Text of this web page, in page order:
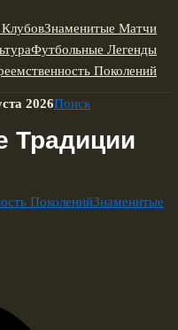
Знаменитые Матчи
Футбольные Легенды
Поколений
2026Поиск
ПоколенийЗнаменитые